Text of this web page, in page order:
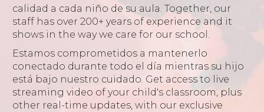
calidad a cada niño de su aula. Together, our
staff has over 200+ years of experience and it
shows in the way we care for our school.
Estamos comprometidos a mantenerlo
conectado durante todo el día mientras su hijo
está bajo nuestro cuidado. Get access to live
streaming video of your child's classroom, plus
other real-time updates, with our exclusive